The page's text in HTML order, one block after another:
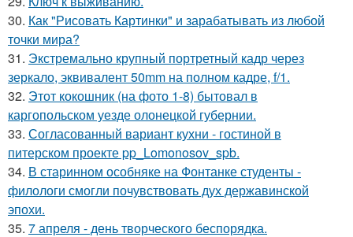
30. Как "Рисовать Картинки" и зарабатывать из любой
точки мира?
31. Экстремально крупный портретный кадр через
зеркало, эквивалент 50mm на полном кадре, f/1.
32. Этот кокошник (на фото 1-8) бытовал в
каргопольском уезде олонецкой губернии.
33. Согласованный вариант кухни - гостиной в
питерском проекте pp_Lomonosov_spb.
34. В старинном особняке на Фонтанке студенты -
филологи смогли почувствовать дух державинской
эпохи.
35. 7 апреля - день творческого беспорядка.